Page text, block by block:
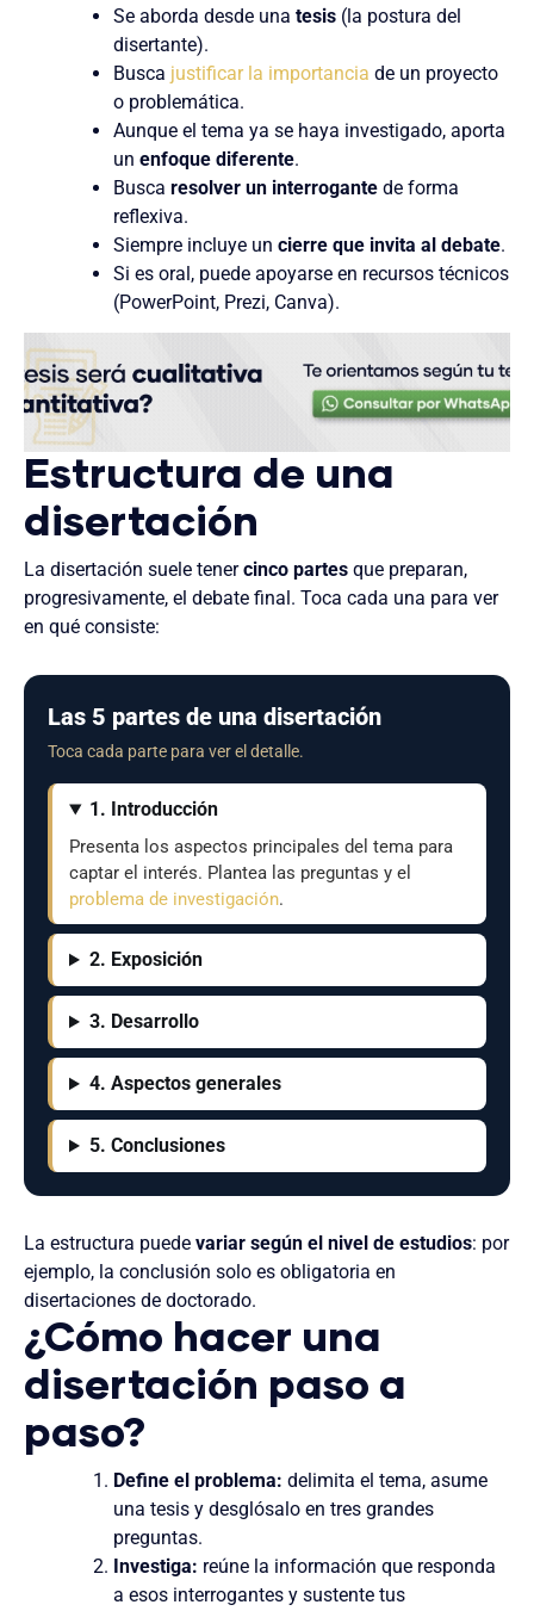
Se aborda desde unatesis (la postura del
disertante).
Busca justificar la importancia de un proyecto
o problemática.
Aunque el tema ya se haya investigado, aporta
unenfoque diferente.
Buscaresolver un interrogante de forma
reflexiva.
Siempre incluye uncierre que invita al debate.
Si es oral, puede apoyarse en recursos técnicos
(PowerPoint, Prezi, Canva).
Estructura de una
disertación
La disertación suele tenercinco partes que preparan,
progresivamente, el debate final. Toca cada una para ver
en qué consiste:
Las 5 partes de una disertación
Toca cada parte para ver el detalle.
1. Introducción
Presenta los aspectos principales del tema para
captar el interés. Plantea las preguntas y el
problema de investigación.
2. Exposición
3. Desarrollo
4. Aspectos generales
5. Conclusiones
La estructura puede variar según el nivel de estudios: por
ejemplo, la conclusión solo es obligatoria en
disertaciones de doctorado.
¿Cómo hacer una
disertación paso a
paso?
Define el problema: delimita el tema, asume
una tesis y desglósalo en tres grandes
preguntas.
Investiga: reúne la información que responda
a esos interrogantes y sustente tus